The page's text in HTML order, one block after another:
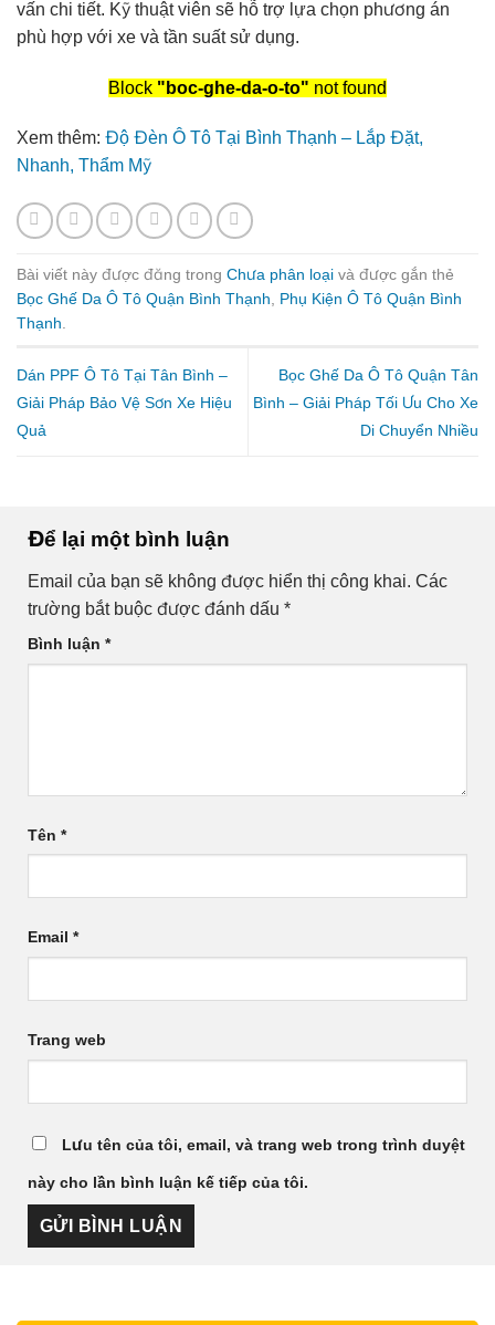
vấn chi tiết. Kỹ thuật viên sẽ hỗ trợ lựa chọn phương án
phù hợp với xe và tần suất sử dụng.
Block "boc-ghe-da-o-to" not found
Xem thêm: Độ Đèn Ô Tô Tại Bình Thạnh – Lắp Đặt,
Nhanh, Thẩm Mỹ
Bài viết này được đăng trong Chưa phân loại và được gắn thẻ
Bọc Ghế Da Ô Tô Quận Bình Thạnh, Phụ Kiện Ô Tô Quận Bình
Thạnh.
Dán PPF Ô Tô Tại Tân Bình –
Giải Pháp Bảo Vệ Sơn Xe Hiệu
Quả
Bọc Ghế Da Ô Tô Quận Tân
Bình – Giải Pháp Tối Ưu Cho Xe
Di Chuyển Nhiều
Để lại một bình luận
Email của bạn sẽ không được hiển thị công khai. Các
trường bắt buộc được đánh dấu *
Bình luận *
Tên *
Email *
Trang web
Lưu tên của tôi, email, và trang web trong trình duyệt
này cho lần bình luận kế tiếp của tôi.